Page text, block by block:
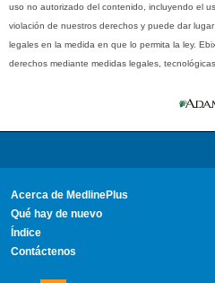
uso no autorizado del contenido, incluyendo el
violación de nuestros derechos y puede dar
legales en la medida en que lo permita la ley.
derechos mediante medidas legales,
Acerca de MedlinePlus
Qué hay de nuevo
Índice
Contáctenos